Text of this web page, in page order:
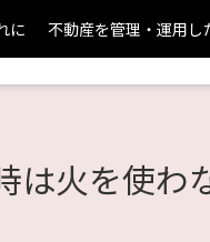
に 不動産を管理・運用し
は火を使わ